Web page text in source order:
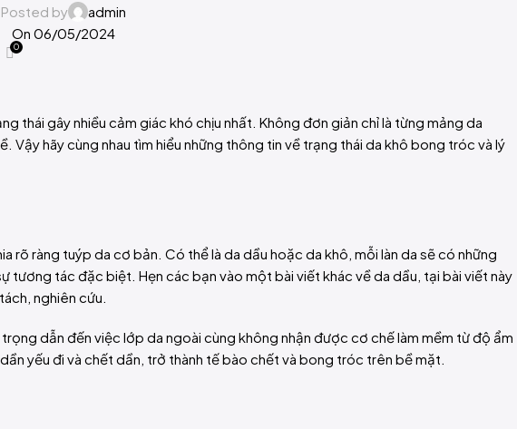
Posted by
admin
On 06/05/2024
0
thái gây nhiều cảm giác khó chịu nhất. Không đơn giản chỉ là từng mảng da
Vậy hãy cùng nhau tìm hiểu những thông tin về trạng thái da khô bong tróc và lý
ràng tuýp da cơ bản. Có thể là da dầu hoặc da khô, mỗi làn da sẽ có những
tương tác đặc biệt. Hẹn các bạn vào một bài viết khác về da dầu, tại bài viết này
nghiên cứu.
dẫn đến việc lớp da ngoài cùng không nhận được cơ chế làm mềm từ độ ẩm
yếu đi và chết dần, trở thành tế bào chết và bong tróc trên bề mặt.